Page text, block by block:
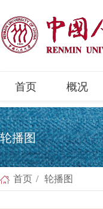
首页 概况
轮播图
首页 / 轮播图